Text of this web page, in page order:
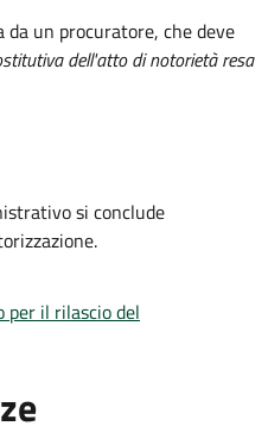
da un procuratore, che deve
dell'atto di notorietà resa
si conclude
per il rilascio del